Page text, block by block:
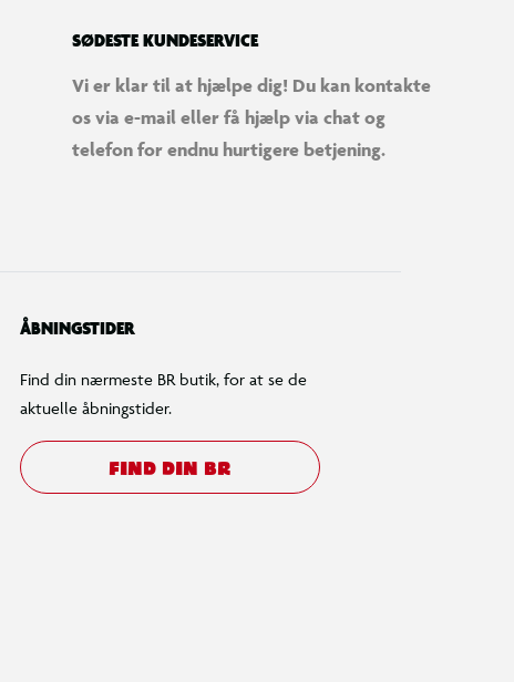
SØDESTE KUNDESERVICE
Vi er klar til at hjælpe dig! Du kan kontakte
os via e-mail eller få hjælp via chat og
telefon for endnu hurtigere betjening.
ÅBNINGSTIDER
Find din nærmeste BR butik, for at se de
aktuelle åbningstider.
FIND DIN BR